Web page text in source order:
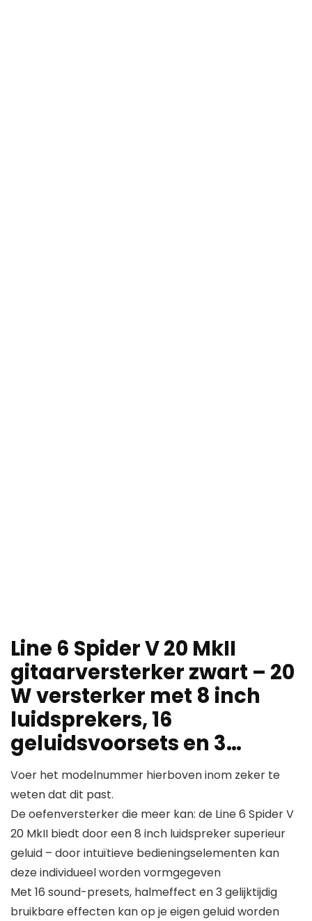
Line 6 Spider V 20 MkII
gitaarversterker zwart – 20
W versterker met 8 inch
luidsprekers, 16
geluidsvoorsets en 3…
Voer het modelnummer hierboven inom zeker te
weten dat dit past.
De oefenversterker die meer kan: de Line 6 Spider V
20 MkII biedt door een 8 inch luidspreker superieur
geluid – door intuïtieve bedieningselementen kan
deze individueel worden vormgegeven
Met 16 sound-presets, halmeffect en 3 gelijktijdig
bruikbare effecten kan op je eigen geluid worden